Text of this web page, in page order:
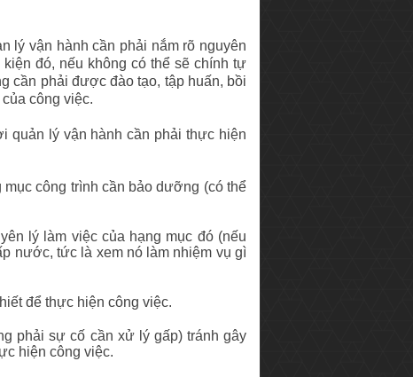
lý vận hành cần phải nắm rõ nguyên
đó, nếu không có thể sẽ chính tự
cần phải được đào tạo, tập huấn, bồi
công việc.
quản lý vận hành cần phải thực hiện
công trình cần bảo dưỡng (có thể
lý làm việc của hạng mục đó (nếu
nước, tức là xem nó làm nhiệm vụ gì
để thực hiện công việc.
phải sự cố cần xử lý gấp) tránh gây
hiện công việc.